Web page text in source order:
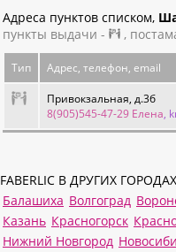
Адреса пунктов списком,
пункты выдачи -
,
Тип Адрес, телефон, email
Привокзальная, д.3б
8(905)545-47-29 Елена,
FABERLIC В ДРУГИХ
Балашиха Волгоград
Казань Красногорск
Нижний Новгород